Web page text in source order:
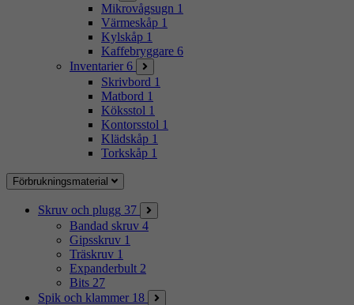
Mikrovågsugn 1
Värmeskåp 1
Kylskåp 1
Kaffebryggare 6
Inventarier 6
Skrivbord 1
Matbord 1
Köksstol 1
Kontorsstol 1
Klädskåp 1
Torkskåp 1
Förbrukningsmaterial
Skruv och plugg 37
Bandad skruv 4
Gipsskruv 1
Träskruv 1
Expanderbult 2
Bits 27
Spik och klammer 18